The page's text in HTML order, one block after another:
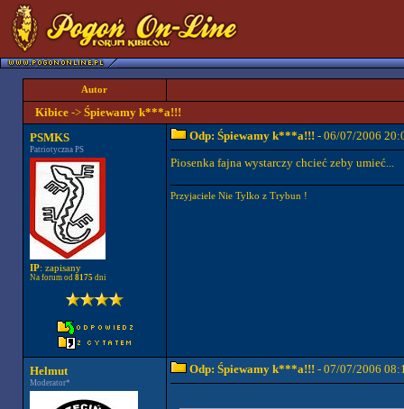
Autor
Kibice-> Śpiewamy k***a!!!
PSMKS
Patriotyczna PS
IP: zapisany
Na forum od 8175dni
Odp: Śpiewamy k***a!!! - 06/07/2006
Piosenka fajna wystarczy chcieć zeby umieć...
Przyjaciele Nie Tylko z Trybun !
Helmut
Moderator*
Odp: Śpiewamy k***a!!! - 07/07/2006